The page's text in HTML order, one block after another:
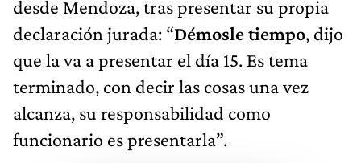
desde Mendoza, tras presentar su propia
declaración jurada: “Démosle tiempo, dijo
que la va a presentar el día 15. Es tema
terminado, con decir las cosas una vez
alcanza, su responsabilidad como
funcionario es presentarla”.